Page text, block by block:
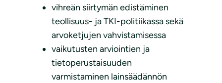
vihreän siirtymän edistäminen
teollisuus- ja TKI-politiikassa sekä
arvoketjujen vahvistamisessa
vaikutusten arviointien ja
tietoperustaisuuden
varmistaminen lainsäädännön